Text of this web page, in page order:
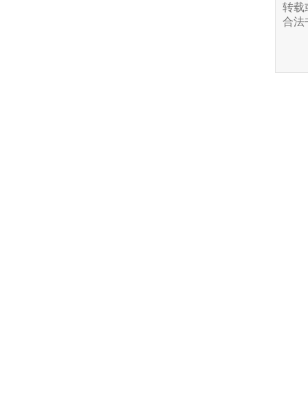
转载
合法